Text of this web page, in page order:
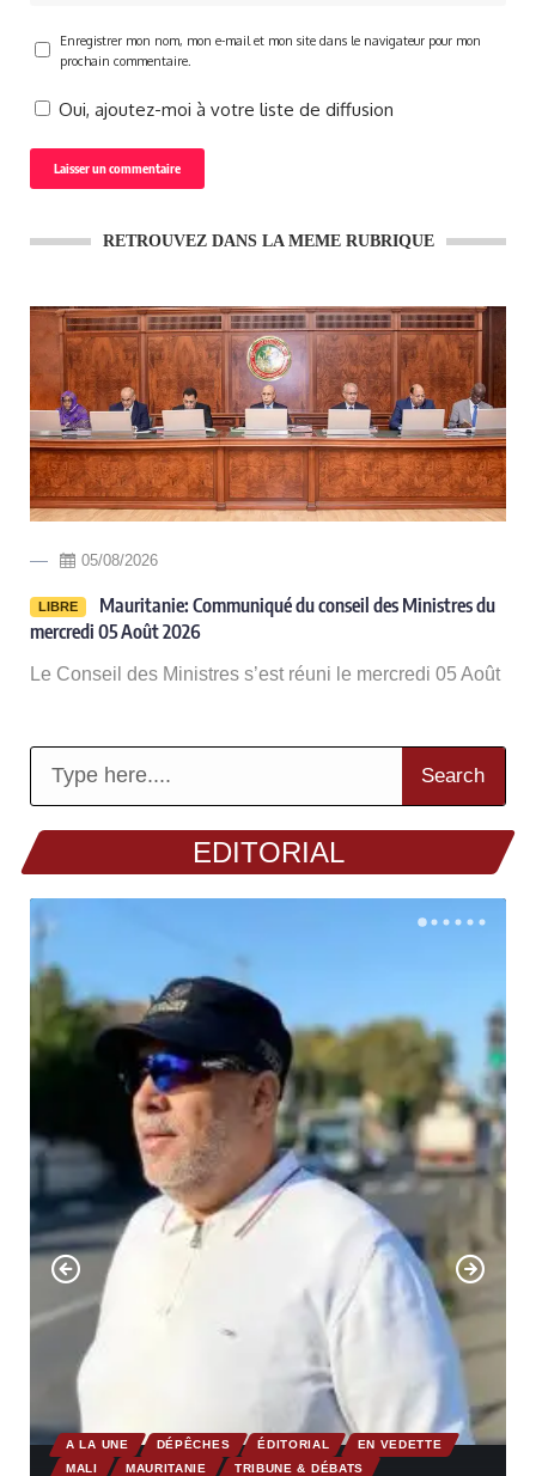
Enregistrer mon nom, mon e-mail et mon site dans le navigateur pour mon
prochain commentaire.
Oui, ajoutez-moi à votre liste de diffusion
RETROUVEZ DANS LA MEME RUBRIQUE
05/08/2026
LIBRE
Mauritanie: Communiqué du conseil des Ministres du
mercredi 05 Août 2026
Le Conseil des Ministres s’est réuni le mercredi 05 Août
Search
EDITORIAL
A LA UNE DÉPÊCHES ÉDITORIAL
EN VEDETTE
MALI
MAURITANIE TRIBUNE & DÉBATS